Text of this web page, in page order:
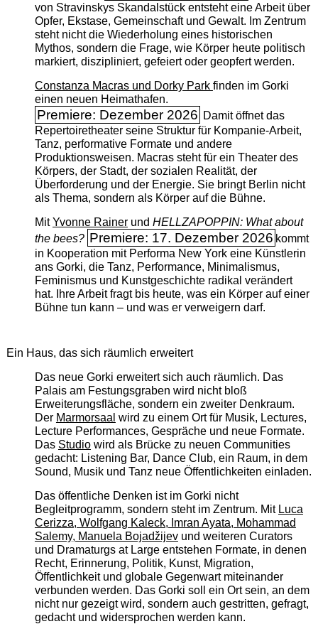
von Stravinskys Skandalstück entsteht eine Arbeit über
Opfer, Ekstase, Gemeinschaft und Gewalt. Im Zentrum
steht nicht die Wiederholung eines historischen
Mythos, sondern die Frage, wie Körper heute politisch
markiert, diszipliniert, gefeiert oder geopfert werden.
Constanza Macras und Dorky Park finden im Gorki
einen neuen Heimathafen.
Premiere: Dezember 2026 Damit öffnet das
Repertoiretheater seine Struktur für Kompanie-Arbeit,
Tanz, performative Formate und andere
Produktionsweisen. Macras steht für ein Theater des
Körpers, der Stadt, der sozialen Realität, der
Überforderung und der Energie. Sie bringt Berlin nicht
als Thema, sondern als Körper auf die Bühne.
MitYvonne Rainerund HELLZAPOPPIN: What about
the bees? Premiere: 17. Dezember 2026 kommt
in Kooperation mit Performa New York eine Künstlerin
ans Gorki, die Tanz, Performance, Minimalismus,
Feminismus und Kunstgeschichte radikal verändert
hat. Ihre Arbeit fragt bis heute, was ein Körper auf einer
Bühne tun kann – und was er verweigern darf.
Ein Haus, das sich räumlich erweitert
Das neue Gorki erweitert sich auch räumlich. Das
Palais am Festungsgraben wird nicht bloß
Erweiterungsfläche, sondern ein zweiter Denkraum.
Der Marmorsaal wird zu einem Ort für Musik, Lectures,
Lecture Performances, Gespräche und neue Formate.
Das Studiowird als Brücke zu neuen Communities
gedacht: Listening Bar, Dance Club, ein Raum, in dem
Sound, Musik und Tanz neue Öffentlichkeiten einladen.
Das öffentliche Denken ist im Gorki nicht
Begleitprogramm, sondern steht im Zentrum. Mit Luca
Cerizza, Wolfgang Kaleck, Imran Ayata, Mohammad
Salemy, Manuela Bojadžijevund weiteren Curators
und Dramaturgs at Large entstehen Formate, in denen
Recht, Erinnerung, Politik, Kunst, Migration,
Öffentlichkeit und globale Gegenwart miteinander
verbunden werden. Das Gorki soll ein Ort sein, an dem
nicht nur gezeigt wird, sondern auch gestritten, gefragt,
gedacht und widersprochen werden kann.